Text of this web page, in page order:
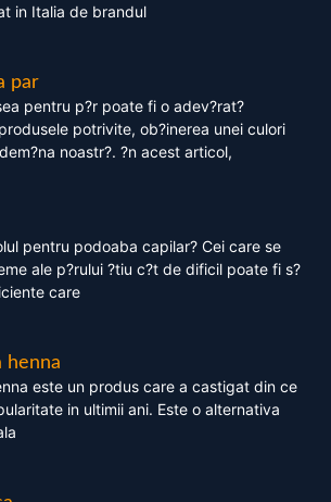
in Italia de brandul
par
pentru p?r poate fi o adev?rat?
potrivite, ob?inerea unei culori
noastr?. ?n acest articol,
pentru podoaba capilar? Cei care se
ale p?rului ?tiu c?t de dificil poate fi s?
care
henna
este un produs care a castigat din ce
in ultimii ani. Este o alternativa